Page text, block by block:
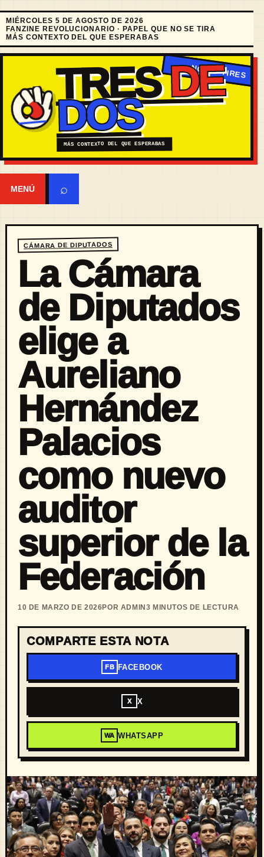
MIÉRCOLES 5 DE AGOSTO DE 2026
FANZINE REVOLUCIONARIO · PAPEL QUE NO SE TIRA
MÁS CONTEXTO DEL QUE ESPERABAS
TRESDE
DOS
MÁS CONTEXTO DEL QUE ESPERABAS
MENÚ ⌕
CÁMARA DE DIPUTADOS
La Cámara
de Diputados
elige a
Aureliano
Hernández
Palacios
como nuevo
auditor
superior de la
Federación
10 DE MARZO DE 2026POR ADMIN 3 MINUTOS DE LECTURA
COMPARTE ESTA NOTA
FB FACEBOOK
X X
WA WHATSAPP